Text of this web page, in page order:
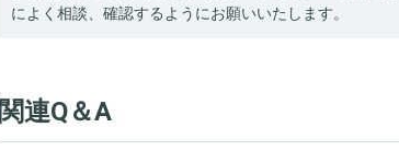
によく相談、確認するようにお願いいたします。
関連Q＆A